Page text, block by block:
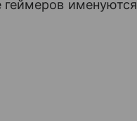
именуются